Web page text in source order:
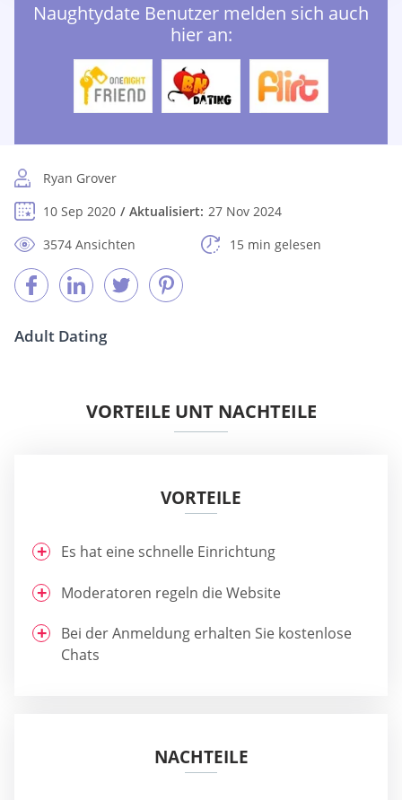
Naughtydate Benutzer melden sich auch
hier an:
Ryan Grover
10 Sep 2020
Aktualisiert: 27 Nov 2024
3574 Ansichten
15 min gelesen
Adult Dating
VORTEILE UNT NACHTEILE
VORTEILE
Es hat eine schnelle Einrichtung
Moderatoren regeln die Website
Bei der Anmeldung erhalten Sie kostenlose
Chats
NACHTEILE